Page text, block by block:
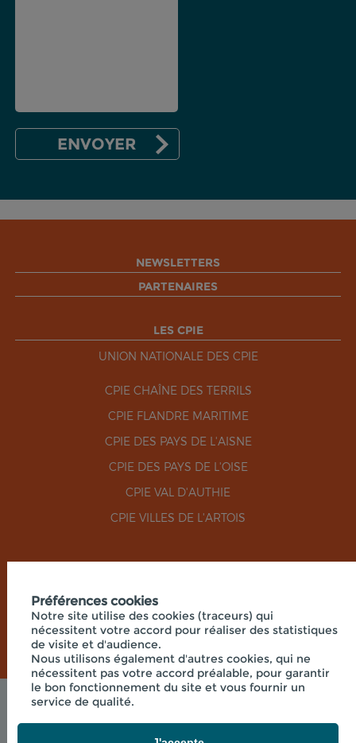
NEWSLETTERS
PARTENAIRES
LES CPIE
UNION NATIONALE DES CPIE
CPIE CHAÎNE DES TERRILS
CPIE FLANDRE MARITIME
CPIE DES PAYS DE L'AISNE
CPIE DES PAYS DE L'OISE
CPIE VAL D'AUTHIE
CPIE VILLES DE L'ARTOIS
Mentions légales
© 2026 - UNION RÉGIONALE DES CPIE HAUTS-DE-
FRANCE - SIÈGE SOCIAL 33 RUE DES VICTIMES DE
Préférences cookies
Notre site utilise des cookies (traceurs) qui
nécessitent votre accord pour réaliser des statistiques
de visite et d'audience.
Nous utilisons également d'autres cookies, qui ne
nécessitent pas votre accord préalable, pour garantir
le bon fonctionnement du site et vous fournir un
service de qualité.